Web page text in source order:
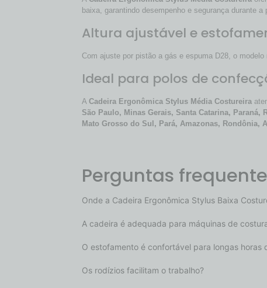
baixa, garantindo desempenho e segurança durante a
Altura ajustável e
Com ajuste por pistão a gás e espuma D28, o
Ideal para polos de
A Cadeira Ergonômica Stylus Média Costureira
São Paulo, Minas Gerais, Santa Catarina,
Mato Grosso do Sul, Pará, Amazonas, Rondônia,
Perguntas
Onde a Cadeira Ergonômica Stylus Baixa
A cadeira é adequada para máquinas de
O estofamento é confortável para longas horas
Os rodízios facilitam o trabalho?